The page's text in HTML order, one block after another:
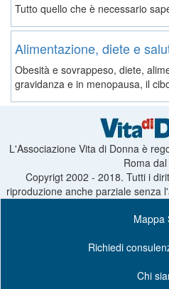
Tutto quello che è necessario
Alimentazione, diete e
Obesità e sovrappeso, diete,
gravidanza e in menopausa, il
L'Associazione Vita di Donna è
Roma
Copyrigt 2002 - 2018. Tutti i
riproduzione anche parziale senza
Mappa
Richiedi
Chi